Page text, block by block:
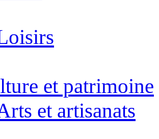
et patrimoine
et artisanats